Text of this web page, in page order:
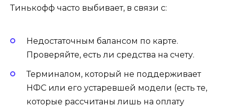
Тинькофф часто выбивает, в связи с:
Недостаточным балансом по карте.
Проверяйте, есть ли средства на счету.
Терминалом, который не поддерживает
НФС или его устаревшей модели (есть те,
которые рассчитаны лишь на оплату